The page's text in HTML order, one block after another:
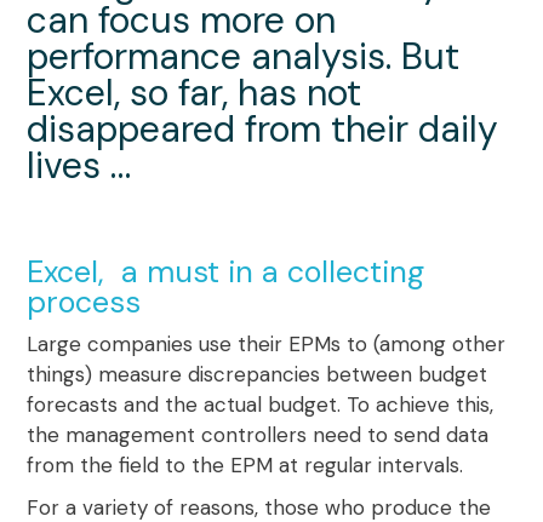
can focus more on
performance analysis. But
Excel, so far, has not
disappeared from their daily
lives …
Excel, a must in a collecting
process
Large companies use their EPMs to (among other
things) measure discrepancies between budget
forecasts and the actual budget. To achieve this,
the management controllers need to send data
from the field to the EPM at regular intervals.
For a variety of reasons, those who produce the